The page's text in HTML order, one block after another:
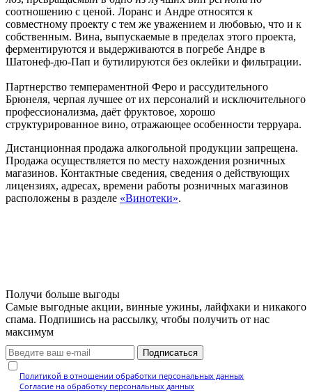
соотношению с ценой. Лоранс и Андре относятся к
совместному проекту с тем же уважением и любовью, что и к
собственным. Вина, выпускаемые в пределах этого проекта,
ферментируются и выдерживаются в погребе Андре в
Шатонеф-дю-Пап и бутилируются без оклейки и фильтрации.
Партнерство темпераментной Феро и рассудительного
Брюнеля, черпая лучшее от их персоналий и исключительного
профессионализма, даёт фруктовое, хорошо
структурированное вино, отражающее особенности терруара.
Дистанционная продажа алкогольной продукции запрещена.
Продажа осуществляется по месту нахождения розничных
магазинов. Контактные сведения, сведения о действующих
лицензиях, адресах, времени работы розничных магазинов
расположены в разделе «Винотеки».
Получи больше выгоды
Самые выгодные акции, винные ужины, лайфхаки и никакого
спама. Подпишись на рассылку, чтобы получить от нас
максимум
Подписаться
Политикой в отношении обработки персональных данных
Согласие на обработку персональных данных